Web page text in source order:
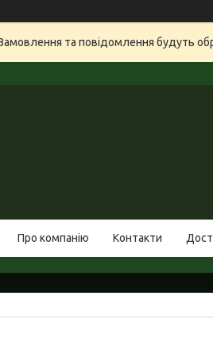
та повідомлення будуть
Про компанію Контакти